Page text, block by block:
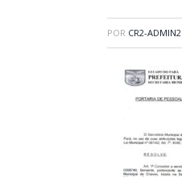
POR CR2-ADMIN2